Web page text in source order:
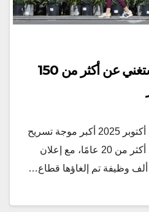
الشركات الأميركية تستغني عن أكثر من 150
شهدت الولايات المتحدة في أكتوبر 2025 أكبر موجة تسريح
للعمالة خلال هذا الشهر منذ أكثر من 20 عامًا، مع إعلان